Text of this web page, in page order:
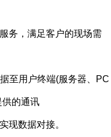
务，满足客户的现场需
至用户终端(服务器、 PC
供的通讯
现数据对接。